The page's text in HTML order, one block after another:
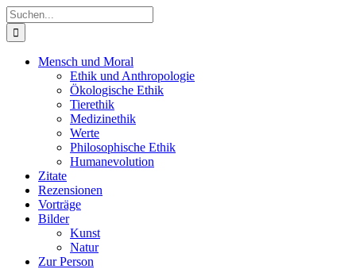
Zum
Inhalt
springen
Suche
nach:
Mensch und Moral
Ethik und Anthropologie
Ökologische Ethik
Tierethik
Medizinethik
Werte
Philosophische Ethik
Humanevolution
Zitate
Rezensionen
Vorträge
Bilder
Kunst
Natur
Zur Person